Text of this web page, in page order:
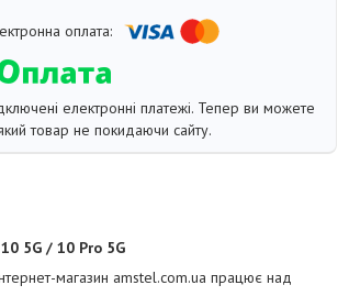
електронні платежі. Тепер ви можете
товар не покидаючи сайту.
5G / 10 Pro 5G
магазин amstel.com.ua працює над